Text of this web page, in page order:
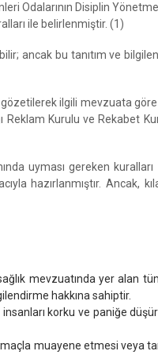
Odalarının Disiplin
ile belirlenmiştir. (1)
ancak bu tanıtım ve
gözetilerek ilgili mevzuata
Reklam Kurulu ve Rekabet
uyması gereken
hazırlanmıştır. Ancak,
mevzuatında yer alan
hakkına sahiptir.
korku ve paniğe
muayene etmesi veya